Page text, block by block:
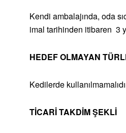
Kendi ambalajında, oda
imal tarihinden itibaren 3
HEDEF OLMAYAN
Kedilerde
TİCARİ TAKDİM ŞEKLİ